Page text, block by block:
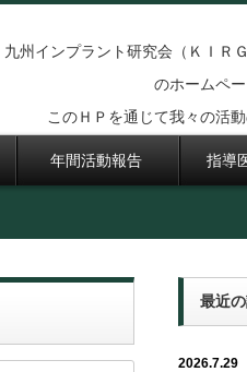
九州インプラント研究会（ＫＩＲ
のホームペ
このＨＰを通じて我々の活
年間活動報告 指導
最近
2026.7.29